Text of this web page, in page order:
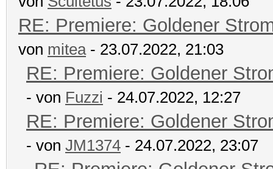
RE: Premiere: Goldener
von mitea- 23.07.2022, 21:03
RE: Premiere: Goldener
- von Fuzzi - 24.07.2022, 12:27
RE: Premiere: Goldener
- von JM1374 - 24.07.2022, 23:07